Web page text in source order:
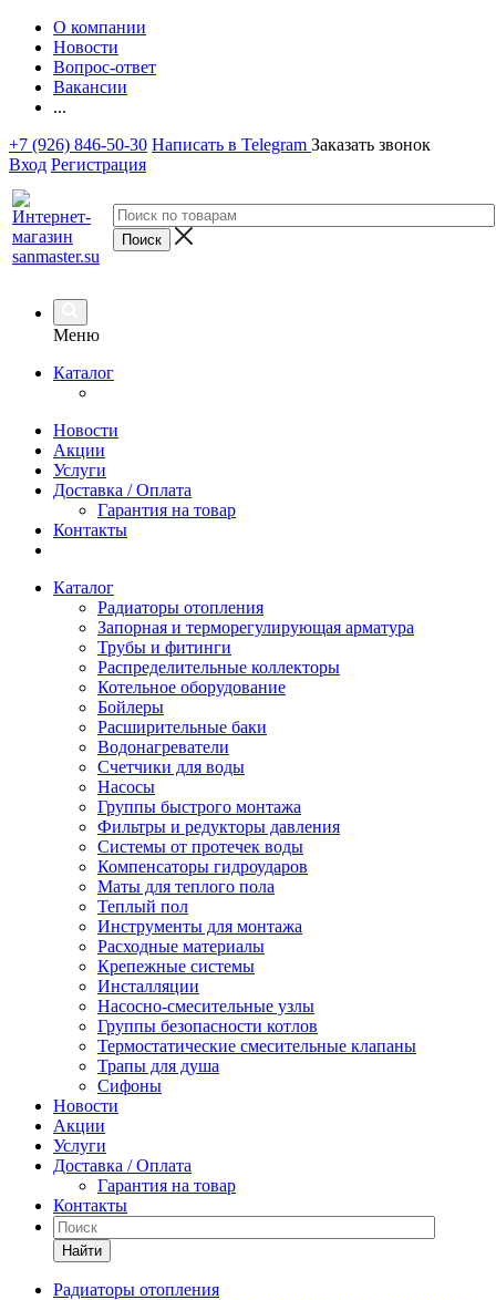
О компании
Новости
Вопрос-ответ
Вакансии
...
+7 (926) 846-50-30 Написать в Telegram Заказать звонок
Вход Регистрация
Меню
Каталог
Новости
Акции
Услуги
Доставка / Оплата
Гарантия на товар
Контакты
Каталог
Радиаторы отопления
Запорная и терморегулирующая арматура
Трубы и фитинги
Распределительные коллекторы
Котельное оборудование
Бойлеры
Расширительные баки
Водонагреватели
Счетчики для воды
Насосы
Группы быстрого монтажа
Фильтры и редукторы давления
Системы от протечек воды
Компенсаторы гидроударов
Маты для теплого пола
Теплый пол
Инструменты для монтажа
Расходные материалы
Крепежные системы
Инсталляции
Насосно-смесительные узлы
Группы безопасности котлов
Термостатические смесительные клапаны
Трапы для душа
Сифоны
Новости
Акции
Услуги
Доставка / Оплата
Гарантия на товар
Контакты
Найти
Радиаторы отопления